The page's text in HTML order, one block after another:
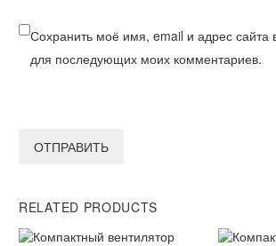
Сохранить моё имя, email и адрес сайта
для последующих моих комментариев.
ОТПРАВИТЬ
RELATED PRODUCTS